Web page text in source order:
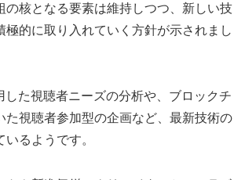
の核となる要素は維持しつつ、新しい技
極的に取り入れていく方針が示されまし
した視聴者ニーズの分析や、ブロックチ
た視聴者参加型の企画など、最新技術の
るようです。